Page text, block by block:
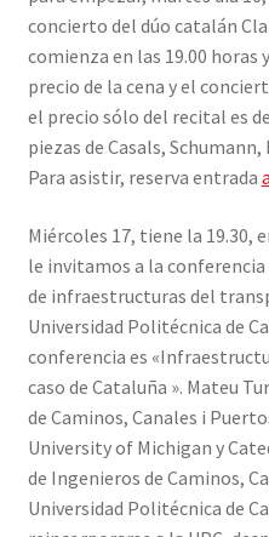
concierto del dúo catalán
comienza en las 19.00 horas
precio de la cena y el
el precio sólo del recital es
piezas de Casals,
Para asistir, reserva entrada
Miércoles 17, tiene la 19.30,
le invitamos a la conferencia
de infraestructuras del
Universidad Politécnica de
conferencia es
caso de Cataluña ». Mateu
de Caminos, Canales i
University of Michigan y
de Ingenieros de Caminos,
Universidad Politécnica de